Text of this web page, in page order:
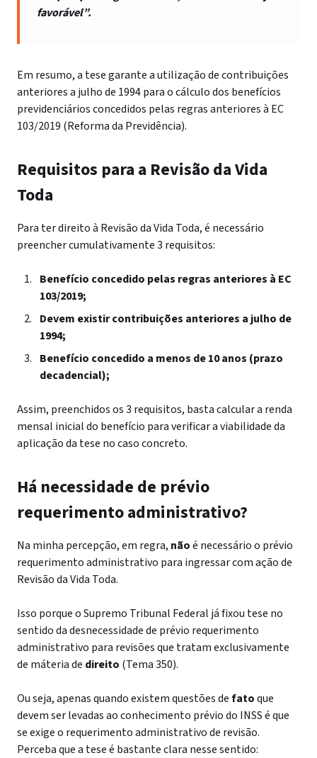
favorável”.
Em resumo, a tese garante a utilização de contribuições
anteriores a julho de 1994 para o cálculo dos benefícios
previdenciários concedidos pelas regras anteriores à EC
103/2019 (Reforma da Previdência).
Requisitos para a Revisão da Vida
Toda
Para ter direito à Revisão da Vida Toda, é necessário
preencher cumulativamente 3 requisitos:
Benefício concedido pelas regras anteriores à EC
103/2019;
Devem existir contribuições anteriores a julho de
1994;
Benefício concedido a menos de 10 anos (prazo
decadencial);
Assim, preenchidos os 3 requisitos, basta calcular a renda
mensal inicial do benefício para verificar a viabilidade da
aplicação da tese no caso concreto.
Há necessidade de prévio
requerimento administrativo?
Na minha percepção, em regra, nãoé necessário o prévio
requerimento administrativo para ingressar com ação de
Revisão da Vida Toda.
Isso porque o Supremo Tribunal Federal já fixou tese no
sentido da desnecessidade de prévio requerimento
administrativo para revisões que tratam exclusivamente
de máteria de direito (Tema 350).
Ou seja, apenas quando existem questões defatoque
devem ser levadas ao conhecimento prévio do INSS é que
se exige o requerimento administrativo de revisão.
Perceba que a tese é bastante clara nesse sentido: